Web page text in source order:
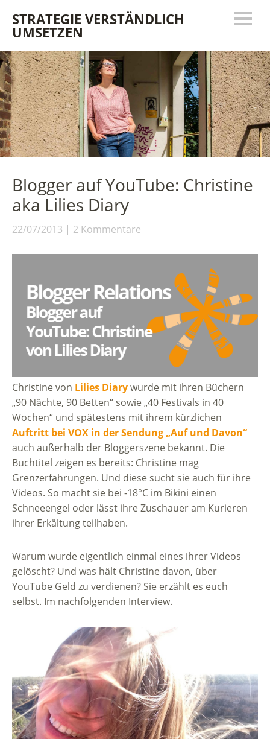
STRATEGIE VERSTÄNDLICH
UMSETZEN
Blogger auf YouTube: Christine
aka Lilies Diary
22/07/2013 2 Kommentare
Christine von Lilies Diarywurde mit ihren Büchern
„90 Nächte, 90 Betten“ sowie „40 Festivals in 40
Wochen“ und spätestens mit ihrem kürzlichen
Auftritt bei VOX in der Sendung „Auf und Davon“
auch außerhalb der Bloggerszene bekannt. Die
Buchtitel zeigen es bereits: Christine mag
Grenzerfahrungen. Und diese sucht sie auch für ihre
Videos. So macht sie bei -18°C im Bikini einen
Schneeengel oder lässt ihre Zuschauer am Kurieren
ihrer Erkältung teilhaben.
Warum wurde eigentlich einmal eines ihrer Videos
gelöscht? Und was hält Christine davon, über
YouTube Geld zu verdienen? Sie erzählt es euch
selbst. Im nachfolgenden Interview.